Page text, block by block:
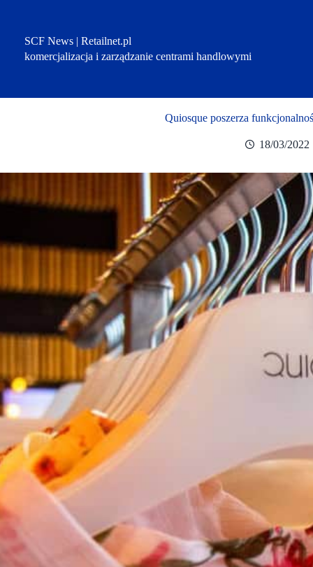
SCF News | Retailnet.pl
komercjalizacja i zarządzanie centrami handlowymi
Quiosque poszerza
18/03/2022